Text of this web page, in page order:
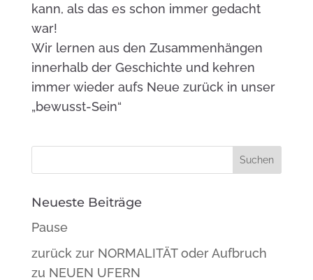
kann, als das es schon immer gedacht
war!
Wir lernen aus den Zusammenhängen
innerhalb der Geschichte und kehren
immer wieder aufs Neue zurück in unser
„bewusst-Sein“
Neueste Beiträge
Pause
zurück zur NORMALITÄT oder Aufbruch
zu NEUEN UFERN